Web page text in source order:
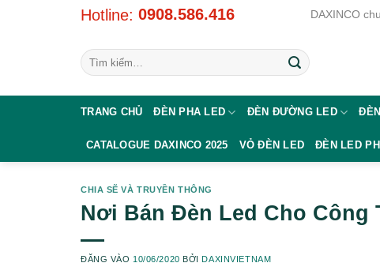
Hotline: 0908.586.416 DAXINCO
Tìm
kiếm:
TRANG CHỦ ĐÈN PHA LED ĐÈN ĐƯỜNG LED
CATALOGUE DAXINCO 2025 VỎ ĐÈN LED ĐÈN LED
CHIA SẼ VÀ TRUYỀN THÔNG
Nơi Bán Đèn Led Cho Công
ĐĂNG VÀO 10/06/2020 BỞIDAXINVIETNAM